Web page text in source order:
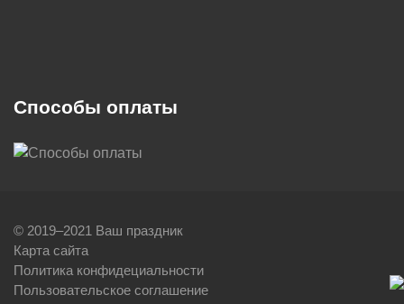
Способы оплаты
© 2019–2021 Ваш праздник
Карта сайта
Политика конфидециальности
Пользовательское соглашение